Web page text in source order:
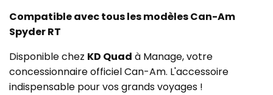
Compatible avec tous les modèles Can-Am
Spyder RT
Disponible chez KD Quad à Manage, votre
concessionnaire officiel Can-Am. L'accessoire
indispensable pour vos grands voyages !